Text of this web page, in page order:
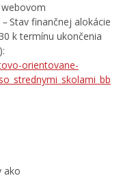
–Stav finančnej alokácie
k termínu ukončenia
orientovane-
ako